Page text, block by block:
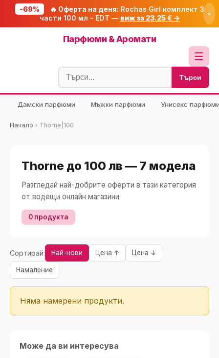
-69% 🔥 Оферта на деня: Rochas Girl комплект 3
части 100 мл - EDT — виж за 23.25 € → ×
Парфюми & Аромати
☰
Блог
🧮 Калкулатори
🔍 Намери продукт
Търси
Дамски парфюми Мъжки парфюми Унисекс
Начало › Thorne|100
Thorne до 100 лв — 7 модела
Разгледай най-добрите оферти в тази категория
от водещи онлайн магазини
0 продукта
Сортирай: Най-нови Цена ↑ Цена ↓
Намаление
Няма намерени продукти.
Може да ви интересува